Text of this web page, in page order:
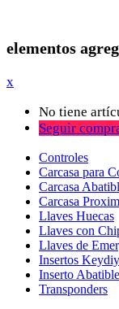
elementos
x
No tiene
Seguir
Controles
Carcasa para
Carcasa
Carcasa
Llaves Huecas
Llaves con
Llaves de
Insertos
Inserto Abatible
Transponders